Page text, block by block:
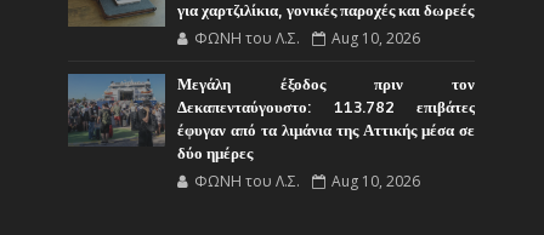
για χαρτζιλίκια, γονικές παροχές και δωρεές
ΦΩΝΗ του Λ.Σ. Aug 10, 2026
Μεγάλη έξοδος πριν τον
Δεκαπενταύγουστο: 113.782 επιβάτες
έφυγαν από τα λιμάνια της Αττικής μέσα σε
δύο ημέρες
ΦΩΝΗ του Λ.Σ. Aug 10, 2026